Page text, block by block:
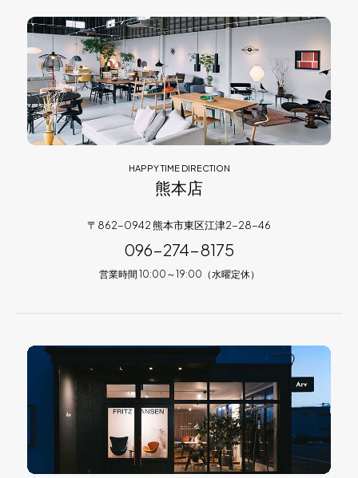
HAPPY TIME DIRECTION
熊本店
〒862-0942 熊本市東区江津2-28-46
096-274-8175
営業時間 10:00～19:00（水曜定休）